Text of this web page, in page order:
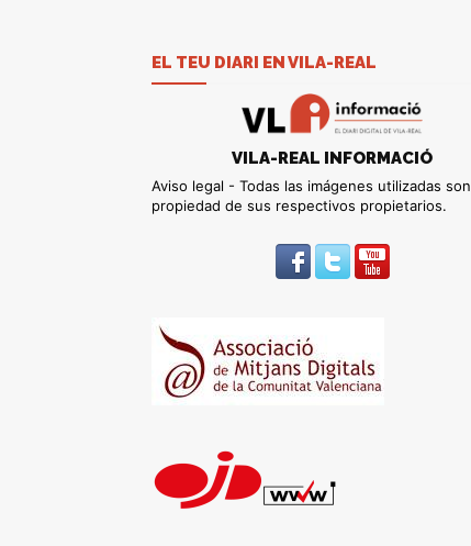
EL TEU DIARI EN VILA-REAL
VILA-REAL INFORMACIÓ
Aviso legal - Todas las imágenes utilizadas son
propiedad de sus respectivos propietarios.